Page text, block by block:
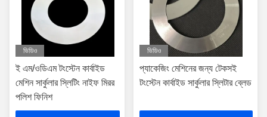
ভিডিও
ই এম/ওডিএম টংস্টেন কার্বাইড
মেশিন সার্কুলার স্লিটিং নাইফ মিরর
পলিশ ফিনিশ
ভিডিও
প্যাকেজিং মেশিনের জন্য টেকসই
টংস্টেন কার্বাইড সার্কুলার স্লিটার ব্লেড